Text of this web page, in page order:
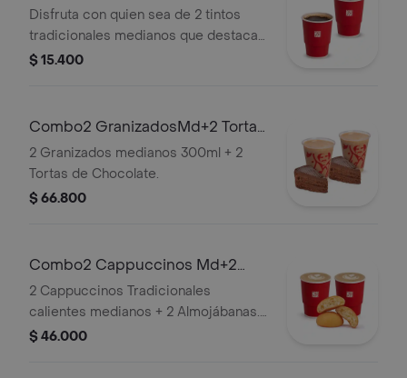
Disfruta con quien sea de 2 tintos
tradicionales medianos que destacan
el sabor y aroma del café Juan Valdez.
$ 15.400
Combo2 GranizadosMd+2 Tortas
Chocolate
2 Granizados medianos 300ml + 2
Tortas de Chocolate.
$ 66.800
Combo2 Cappuccinos Md+2
Almojabanas
2 Cappuccinos Tradicionales
calientes medianos + 2 Almojábanas.
La presentación del capuccino para
$ 46.000